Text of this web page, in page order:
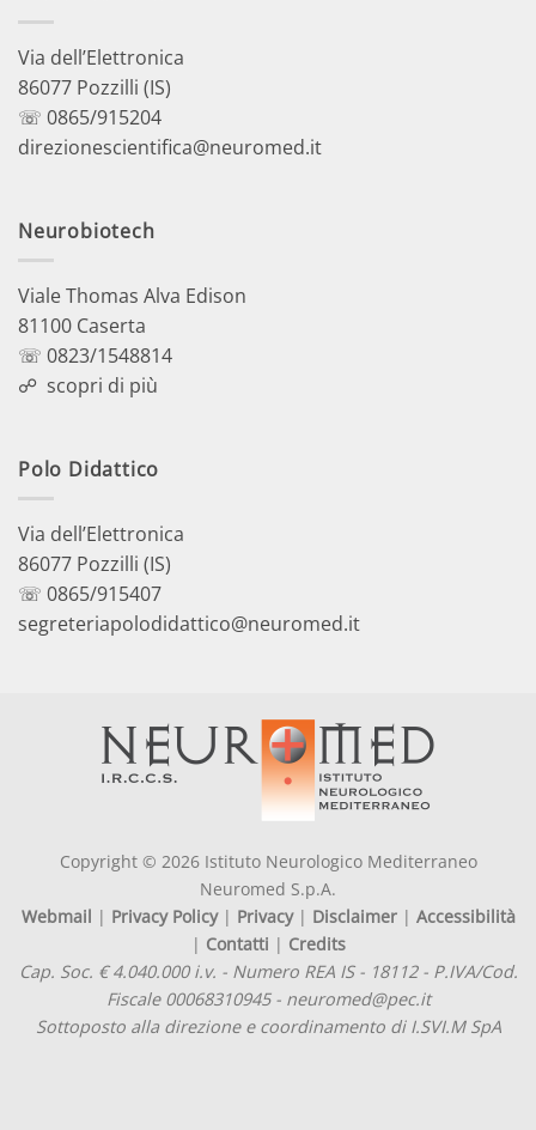
Via dell’Elettronica
86077 Pozzilli (IS)
☏ 0865/915204
direzionescientifica@neuromed.it
Neurobiotech
Viale Thomas Alva Edison
81100 Caserta
☏ 0823/1548814
☍ scopri di più
Polo Didattico
Via dell’Elettronica
86077 Pozzilli (IS)
☏ 0865/915407
segreteriapolodidattico@neuromed.it
Copyright © 2026 Istituto Neurologico Mediterraneo
Neuromed S.p.A.
Webmail | Privacy Policy| Privacy| Disclaimer| Accessibilità
| Contatti | Credits
Cap. Soc. € 4.040.000 i.v. - Numero REA IS - 18112 - P.IVA/Cod.
Fiscale 00068310945 - neuromed@pec.it
Sottoposto alla direzione e coordinamento di I.SVI.M SpA